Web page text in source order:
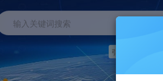
输入关键词搜索
引流